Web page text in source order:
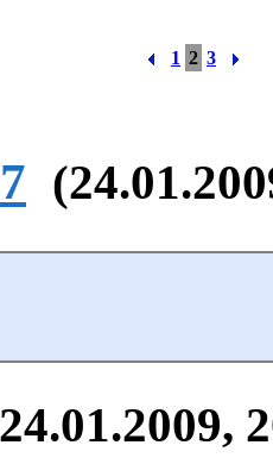
1 2 3